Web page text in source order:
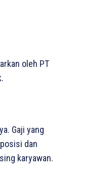
oleh PT
Gaji yang
dan
karyawan.